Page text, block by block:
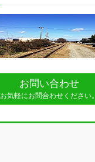
お問い合わせ
お気軽にお問合わせください。